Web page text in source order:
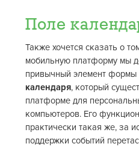
Поле
Также хочется сказать о
мобильную платформу мы
привычный элемент формы
календаря, который
платформе для
компьютеров. Его
практически такая же, за
поддержки событий